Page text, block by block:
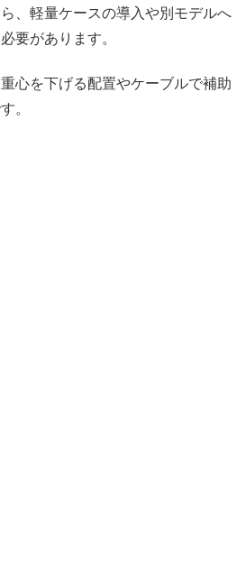
、軽量ケースの導入や別モデルへ
要があります。
心を下げる配置やケーブルで補助
。